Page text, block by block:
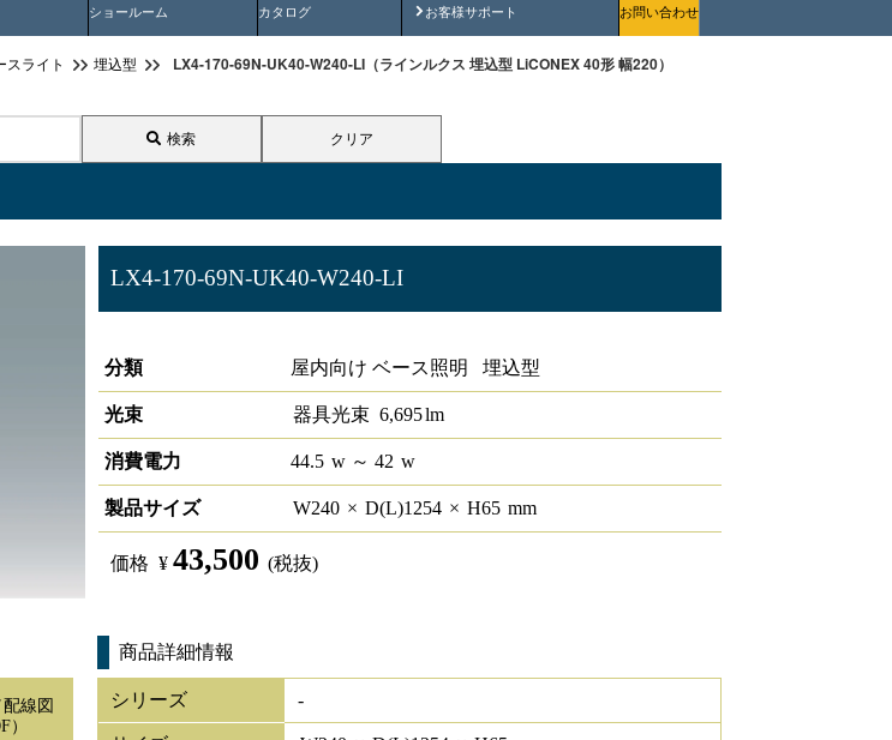
画 ショールーム カタログ お客様サポート
安全にご使用いただくためにお問い合わせ
スライト 埋込型 LX4-170-69N-UK40-W240-LI（ラインルクス 埋込型 LiCONEX 40形 幅220）
検索 クリア
LX4-170-69N-UK40-W240-LI
分類
屋内向け ベース照明 埋込型
光束 器具光束 6,695lm
消費電力 44.5 w ～ 42 w
製品サイズ W240 × D(L)1254 × H65 mm
価格 ¥ 43,500 (税抜)
線図
）
商品詳細情報
シリーズ -